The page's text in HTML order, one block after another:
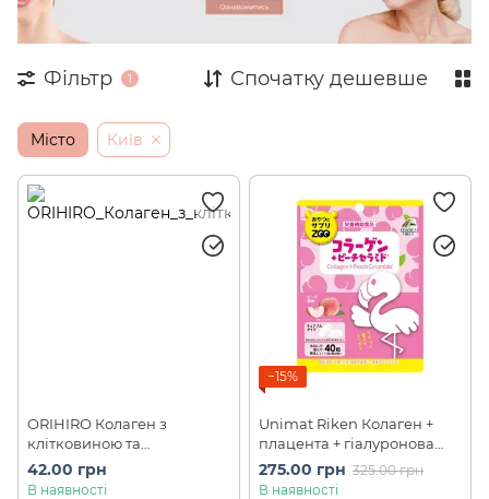
Фільтр 1 Спочатку дешевше
Місто Київ
ORIHIRO Колаген з
клітковиною та
гіалуроновою кислотою
6000 мг (1 стік)
42.00 грн
В наявності
−15%
Unimat Riken Колаген +
плацента + гіалуронова
кислота зі смаком персика
40 шт на 20 днів
275.00 грн 325.00 грн
В наявності